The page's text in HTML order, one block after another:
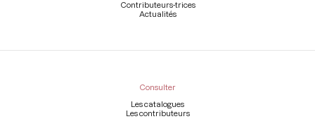
Contributeurs-trices
Actualités
Consulter
Les catalogues
Les contributeurs